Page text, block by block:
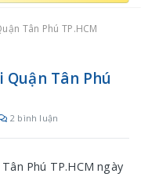
Tân Phú TP.HCM
Tân Phú
2 bình luận
Phú TP.HCM ngày